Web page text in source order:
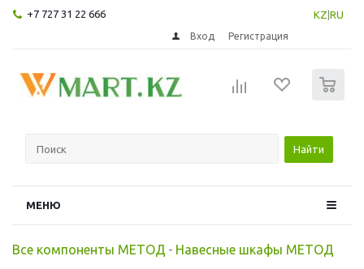
+7 727 31 22 666 KZ RU
Вход Регистрация
Найти
МЕНЮ
Все компоненты МЕТОД - Навесные шкафы МЕТОД